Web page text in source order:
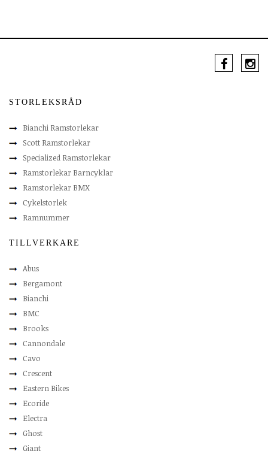
STORLEKSRÅD
Bianchi Ramstorlekar
Scott Ramstorlekar
Specialized Ramstorlekar
Ramstorlekar Barncyklar
Ramstorlekar BMX
Cykelstorlek
Ramnummer
TILLVERKARE
Abus
Bergamont
Bianchi
BMC
Brooks
Cannondale
Cavo
Crescent
Eastern Bikes
Ecoride
Electra
Ghost
Giant